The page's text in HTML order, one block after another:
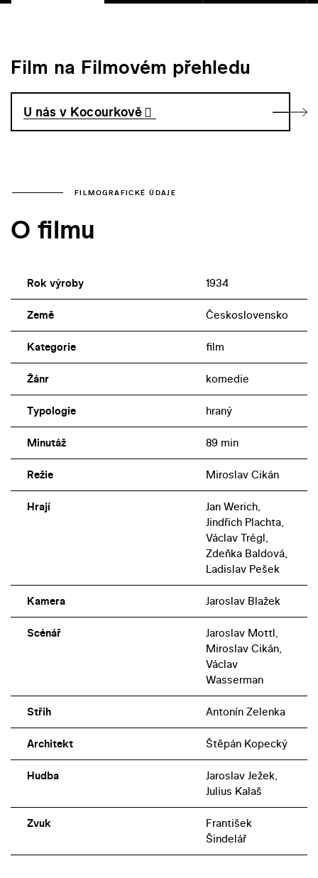
Film na Filmovém přehledu
U nás v Kocourkově
FILMOGRAFICKÉ ÚDAJE
O filmu
Rok výroby 1934
Země Československo
Kategorie film
Žánr komedie
Typologie hraný
Minutáž 89 min
Režie Miroslav Cikán
Hrají
Jan Werich,
Jindřich Plachta,
Václav Trégl,
Zdeňka Baldová,
Ladislav Pešek
Kamera Jaroslav Blažek
Scénář
Jaroslav Mottl,
Miroslav Cikán,
Václav
Wasserman
Střih Antonín Zelenka
Architekt Štěpán Kopecký
Hudba
Jaroslav Ježek,
Julius Kalaš
Zvuk
František
Šindelář